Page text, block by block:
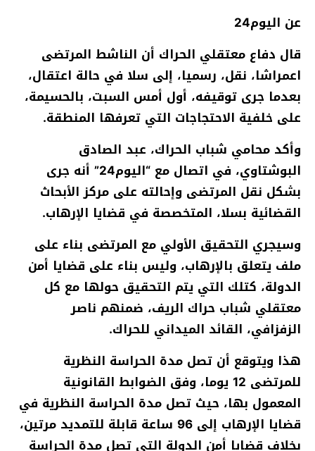
عن اليوم24
قال دفاع معتقلي الحراك أن الناشط المرتضى
اعمراشا، نقل، رسميا، إلى سلا في حالة اعتقال،
بعدما جرى توقيفه، أول أمس السبت، بالحسيمة،
على خلفية الاحتجاجات التي تعرفها المنطقة.
وأكد محامي شباب الحراك، عبد الصادق
البوشتاوي، في اتصال مع “اليوم24” أنه جرى
بشكل نقل المرتضى وإحالته على مركز الأبحاث
القضائية بسلا، المتخصصة في قضايا الإرهاب.
وسيجري التحقيق الأولي مع المرتضى بناء على
ملف يتعلق بالإرهاب، وليس بناء على قضايا أمن
الدولة، كتلك التي يتم التحقيق حولها مع كل
معتقلي شباب حراك الريف، ضمنهم ناصر
الزفزافي، القائد الميداني للحراك.
هذا ويتوقع أن تصل مدة الحراسة النظرية
للمرتضى 12 يوما، وفق الضوابط القانونية
المعمول بها، حيث تصل مدة الحراسة النظرية في
قضايا الإرهاب إلى 96 ساعة قابلة للتمديد مرتين،
بخلاف قضايا أمن الدولة التي تصل مدة الحراسة